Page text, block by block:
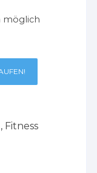
möglich
, Fitness